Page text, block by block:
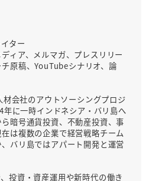
ター
ディア、メルマガ、プレスリリー
原稿、YouTubeシナリオ、論
会社のアウトソーシングプロジ
年に一時インドネシア・バリ島へ
暗号通貨投資、不動産投資、事
は複数の企業で経営戦略チーム
バリ島ではアパート開発と運営
投資・資産運用や新時代の働き